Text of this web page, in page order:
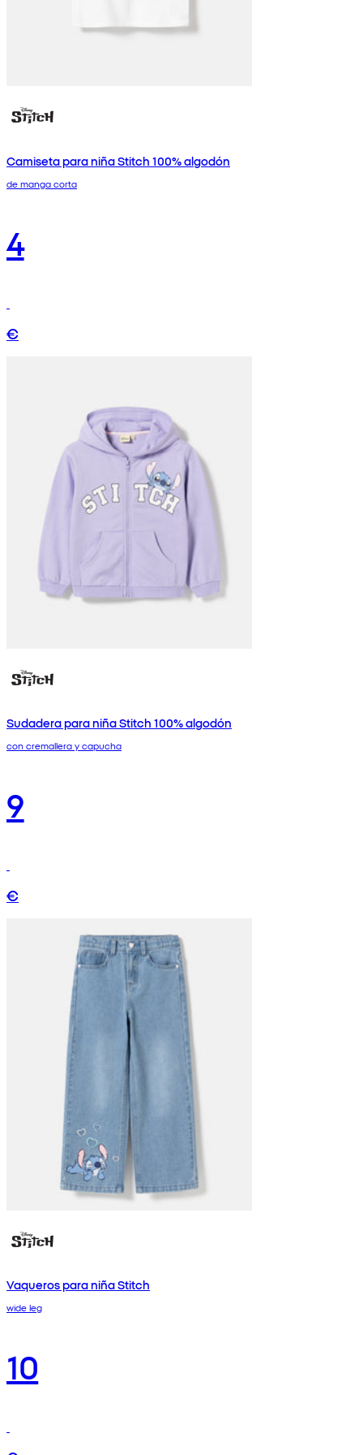
Camiseta para niña Stitch 100% algodón
de manga corta
4
€
Sudadera para niña Stitch 100% algodón
con cremallera y capucha
9
€
Vaqueros para niña Stitch
wide leg
10